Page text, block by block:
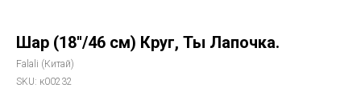
Шар (18''/46 см) Круг, Ты Лапочка.
Falali (Китай)
SKU: к00232